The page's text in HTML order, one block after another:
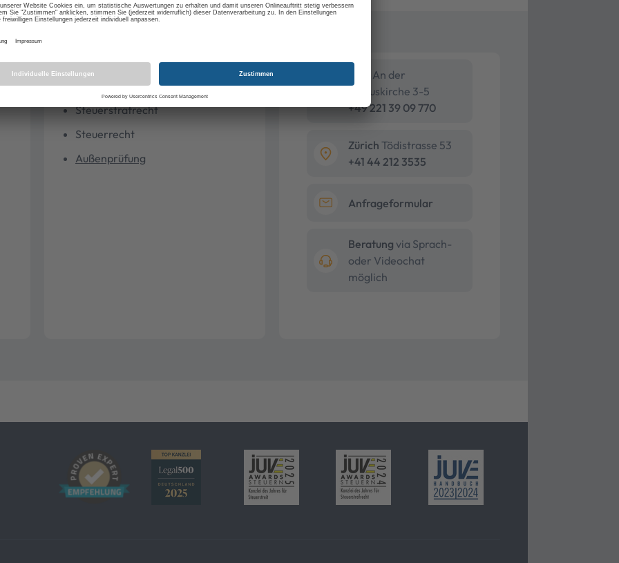
Thema
Steuerstrafrecht
Steuerrecht
Außenprüfung
An der
Pauluskirche 3-5
+49 221 39 09 770
Zürich Tödistrasse 53
+41 44 212 3535
Anfrageformular
Beratung via Sprach-
oder Videochat
möglich